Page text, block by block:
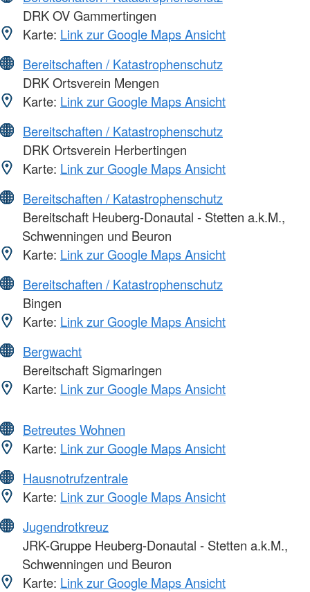
DRK OV Gammertingen
Karte: Link zur Google Maps Ansicht
Bereitschaften / Katastrophenschutz
DRK Ortsverein Mengen
Karte: Link zur Google Maps Ansicht
Bereitschaften / Katastrophenschutz
DRK Ortsverein Herbertingen
Karte: Link zur Google Maps Ansicht
Bereitschaften / Katastrophenschutz
Bereitschaft Heuberg-Donautal - Stetten a.k.M.,
Schwenningen und Beuron
Karte: Link zur Google Maps Ansicht
Bereitschaften / Katastrophenschutz
Bingen
Karte: Link zur Google Maps Ansicht
Bergwacht
Bereitschaft Sigmaringen
Karte: Link zur Google Maps Ansicht
Betreutes Wohnen
Karte: Link zur Google Maps Ansicht
Hausnotrufzentrale
Karte: Link zur Google Maps Ansicht
Jugendrotkreuz
JRK-Gruppe Heuberg-Donautal - Stetten a.k.M.,
Schwenningen und Beuron
Karte: Link zur Google Maps Ansicht